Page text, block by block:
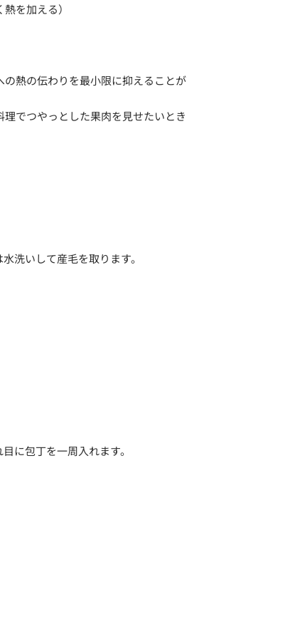
を加える）
熱の伝わりを最小限に抑えることが
でつやっとした果肉を見せたいとき
洗いして産毛を取ります。
に包丁を一周入れます。